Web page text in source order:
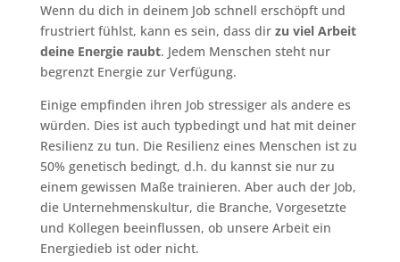
Wenn du dich in deinem Job schnell erschöpft und
frustriert fühlst, kann es sein, dass dir zu viel Arbeit
deine Energie raubt. Jedem Menschen steht nur
begrenzt Energie zur Verfügung.
Einige empfinden ihren Job stressiger als andere es
würden. Dies ist auch typbedingt und hat mit deiner
Resilienz zu tun. Die Resilienz eines Menschen ist zu
50% genetisch bedingt, d.h. du kannst sie nur zu
einem gewissen Maße trainieren. Aber auch der Job,
die Unternehmenskultur, die Branche, Vorgesetzte
und Kollegen beeinflussen, ob unsere Arbeit ein
Energiedieb ist oder nicht.